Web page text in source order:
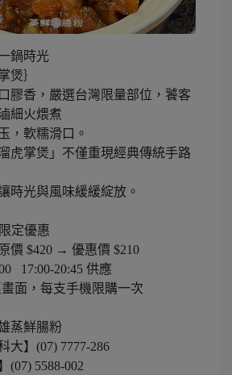
鍋時光
煲｝
膠香，嚴選台灣限量部位，饕客
細火煨煮
，軟糯滑口。
虎掌煲」不僅重現經典傳統手路
時光與風味緩緩綻放。
定優惠
價 $420 → 優惠價 $210
17:00-20:45 供應
面，每支手機限購一次
蒸鮮腸粉
大】(07) 7777-286
(07) 5588-002